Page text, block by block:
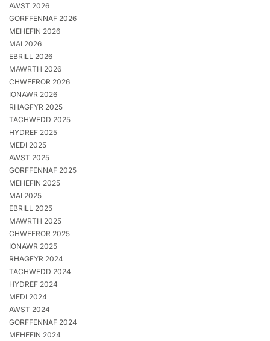
AWST 2026
GORFFENNAF 2026
MEHEFIN 2026
MAI 2026
EBRILL 2026
MAWRTH 2026
CHWEFROR 2026
IONAWR 2026
RHAGFYR 2025
TACHWEDD 2025
HYDREF 2025
MEDI 2025
AWST 2025
GORFFENNAF 2025
MEHEFIN 2025
MAI 2025
EBRILL 2025
MAWRTH 2025
CHWEFROR 2025
IONAWR 2025
RHAGFYR 2024
TACHWEDD 2024
HYDREF 2024
MEDI 2024
AWST 2024
GORFFENNAF 2024
MEHEFIN 2024